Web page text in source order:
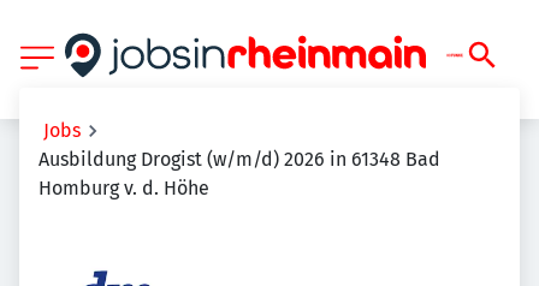
Jobs
Ausbildung Drogist (w/m/d) 2026 in 61348 Bad
Homburg v. d. Höhe